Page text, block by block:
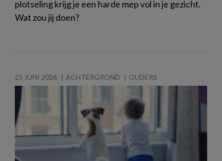
plotseling krijg je een harde mep vol in je gezicht.
Wat zou jij doen?
25 JUNI 2026 ACHTERGROND OUDERS